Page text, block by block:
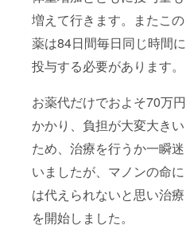
増えて行きます。またこの
薬は84日間毎日同じ時間に
投与する必要があります。
お薬代だけでおよそ70万円
かかり、負担が大変大きい
ため、治療を行うか一瞬迷
いましたが、マノンの命に
は代えられないと思い治療
を開始しました。